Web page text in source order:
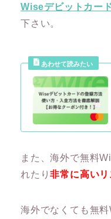
Wiseデビットカー
下さい。
また、海外で無料
れたり非常に高いリ
海外でなくても無